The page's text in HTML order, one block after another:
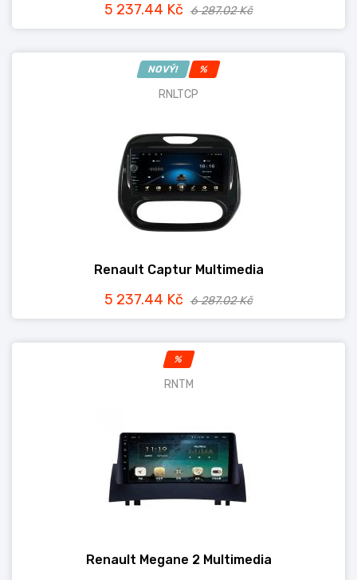
5 237.44 Kč 6 287.02 Kč
NOVÝ! %
RNLTCP
Renault Captur Multimedia
5 237.44 Kč 6 287.02 Kč
%
RNTM
Renault Megane 2 Multimedia